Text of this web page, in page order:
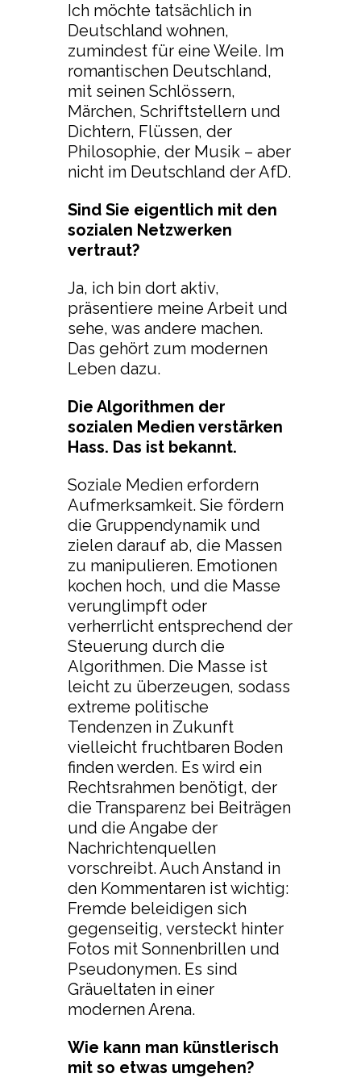
Ich möchte tatsächlich in
Deutschland wohnen,
zumindest für eine Weile. Im
romantischen Deutschland,
mit seinen Schlössern,
Märchen, Schriftstellern und
Dichtern, Flüssen, der
Philosophie, der Musik – aber
nicht im Deutschland der AfD.
Sind Sie eigentlich mit den
sozialen Netzwerken
vertraut?
Ja, ich bin dort aktiv,
präsentiere meine Arbeit und
sehe, was andere machen.
Das gehört zum modernen
Leben dazu.
Die Algorithmen der
sozialen Medien verstärken
Hass. Das ist bekannt.
Soziale Medien erfordern
Aufmerksamkeit. Sie fördern
die Gruppendynamik und
zielen darauf ab, die Massen
zu manipulieren. Emotionen
kochen hoch, und die Masse
verunglimpft oder
verherrlicht entsprechend der
Steuerung durch die
Algorithmen. Die Masse ist
leicht zu überzeugen, sodass
extreme politische
Tendenzen in Zukunft
vielleicht fruchtbaren Boden
finden werden. Es wird ein
Rechtsrahmen benötigt, der
die Transparenz bei Beiträgen
und die Angabe der
Nachrichtenquellen
vorschreibt. Auch Anstand in
den Kommentaren ist wichtig:
Fremde beleidigen sich
gegenseitig, versteckt hinter
Fotos mit Sonnenbrillen und
Pseudonymen. Es sind
Gräueltaten in einer
modernen Arena.
Wie kann man künstlerisch
mit so etwas umgehen?